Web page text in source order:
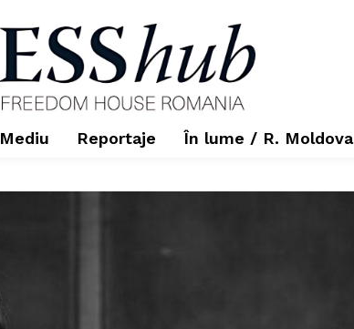
Mediu Reportaje În lume / R. Moldova